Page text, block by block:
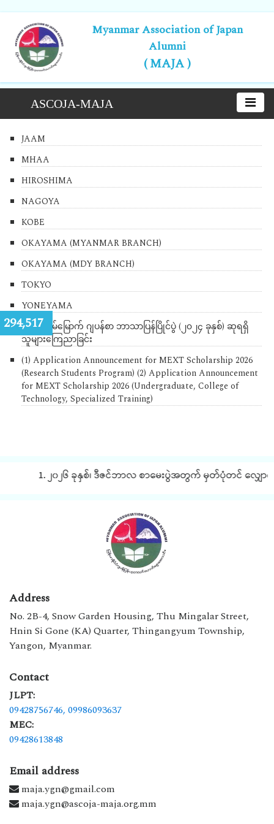
Myanmar Association of Japan
Alumni
( MAJA )
ASCOJA-MAJA
JAAM
MHAA
HIROSHIMA
NAGOYA
KOBE
OKAYAMA (MYANMAR BRANCH)
OKAYAMA (MDY BRANCH)
TOKYO
YONEYAMA
(၁၉) ကြိမ်မြောက် ဂျပန်စာ ဘာသာပြန်ပြိုင်ပွဲ (၂၀၂၄ ခုနှစ်) ဆုရရှိ
သူများကြေညာခြင်း
(1) Application Announcement for MEXT Scholarship 2026
(Research Students Program) (2) Application Announcement
for MEXT Scholarship 2026 (Undergraduate, College of
Technology, Specialized Training)
1. ၂၀၂၆ ခုနှစ်၊ ဒီဇင်ဘာလ စာမေးပွဲအတွက် မှတ်ပုံတင် လျှောက်ထ
Address
No. 2B-4, Snow Garden Housing, Thu Mingalar Street,
Hnin Si Gone (KA) Quarter, Thingangyum Township,
Yangon, Myanmar.
Contact
JLPT:
09428756746, 09986093637
MEC:
09428613848
Email address
maja.ygn@gmail.com
maja.ygn@ascoja-maja.org.mm
294,517